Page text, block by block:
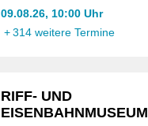
09.08.26, 10:00 Uhr
+ 314 weitere Termine
RIFF- UND
EISENBAHNMUSEUM